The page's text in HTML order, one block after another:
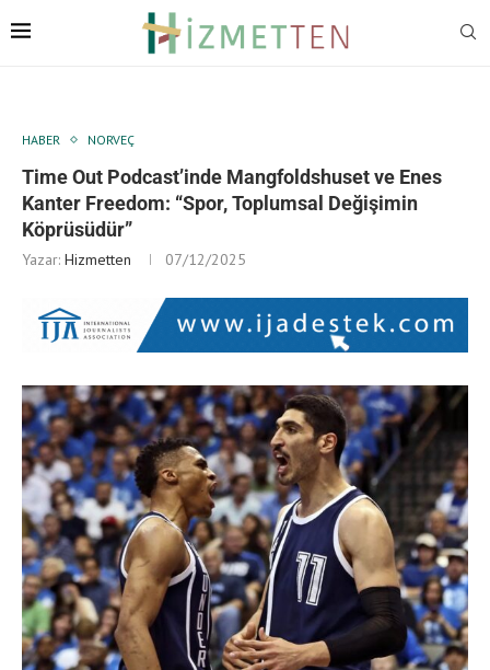
HABER NORVEÇ
Time Out Podcast’inde Mangfoldshuset ve Enes
Kanter Freedom: “Spor, Toplumsal Değişimin
Köprüsüdür”
Yazar: Hizmetten 07/12/2025